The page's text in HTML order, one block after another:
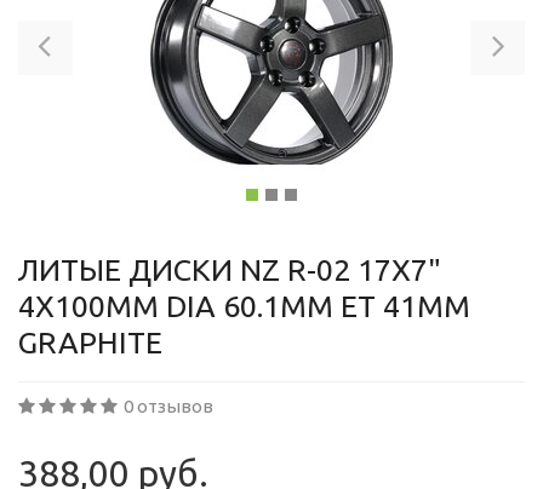
ЛИТЫЕ ДИСКИ NZ R-02 17X7"
4X100ММ DIA 60.1ММ ET 41ММ
GRAPHITE
0 отзывов
388,00 руб.